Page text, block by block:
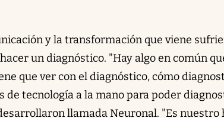
y la transformación que viene
un diagnóstico. "Hay algo en común
que ver con el diagnóstico, cómo
tecnología a la mano para poder
llamada Neuronal. "Es nuestro